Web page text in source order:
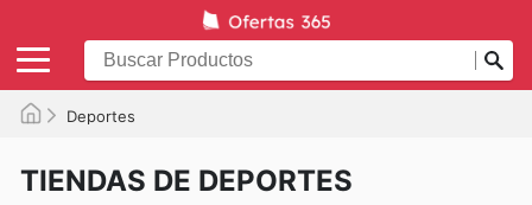
Deportes
TIENDAS DE DEPORTES